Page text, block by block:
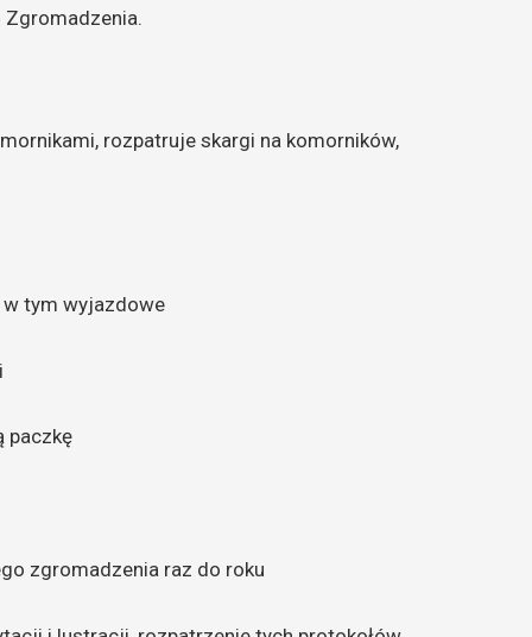
Zgromadzenia.
rozpatruje skargi na komorników,
w tym wyjazdowe
paczkę
zgromadzenia raz do roku